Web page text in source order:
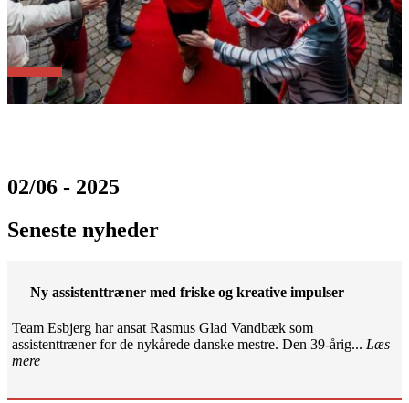
02/06 - 2025
Seneste nyheder
Ny assistenttræner med friske og kreative impulser
Team Esbjerg har ansat Rasmus Glad Vandbæk som
assistenttræner for de nykårede danske mestre. Den 39-årig... Læs
mere